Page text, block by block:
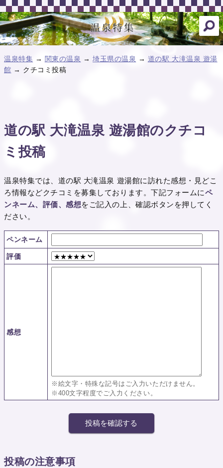
温泉特集 → 関東の温泉 →埼玉県の温泉 → 道の駅 大滝温泉 遊湯
館 → クチコミ投稿
道の駅 大滝温泉 遊湯館のクチコ
ミ投稿
温泉特集では、道の駅 大滝温泉 遊湯館に訪れた感想・見どこ
ろ情報などクチコミを募集しております。下記フォームにペ
ンネーム、評価、感想をご記入の上、確認ボタンを押してく
ださい。
ペンネーム
評価
感想
※絵文字・特殊な記号はご入力いただけません。
※400文字程度でご入力ください。
投稿の注意事項